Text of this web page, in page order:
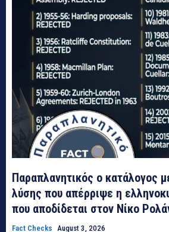
Παραπλανητικός ο κατάλογος
λύσης που απέρριψε η
που αποδίδεται στον Νίκο
Fact Checks August 3, 2026